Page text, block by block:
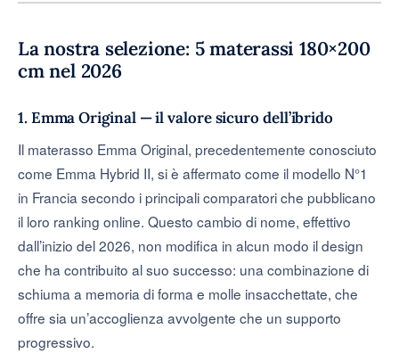
La nostra selezione: 5 materassi 180×200
cm nel 2026
1. Emma Original — il valore sicuro dell’ibrido
Il materasso Emma Original, precedentemente conosciuto
come Emma Hybrid II, si è affermato come il modello N°1
in Francia secondo i principali comparatori che pubblicano
il loro ranking online. Questo cambio di nome, effettivo
dall’inizio del 2026, non modifica in alcun modo il design
che ha contribuito al suo successo: una combinazione di
schiuma a memoria di forma e molle insacchettate, che
offre sia un’accoglienza avvolgente che un supporto
progressivo.